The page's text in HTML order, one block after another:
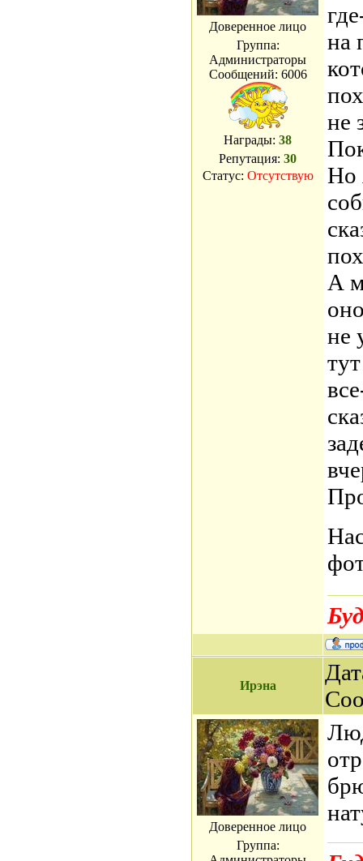
Доверенное лицо
Группа:
Администраторы
Сообщений: 6006
Награды: 38
Репутация: 30
Статус: Отсутствую
на
не
Но
А
не
Ирэна
Доверенное лицо
Группа: